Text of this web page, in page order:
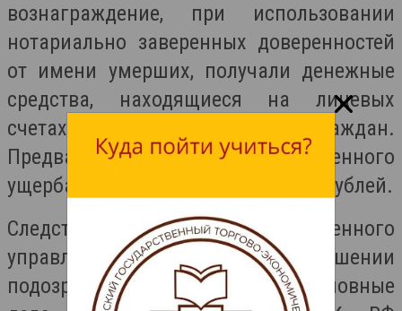
вознаграждение, при использовании
нотариально заверенных доверенностей
от имени умерших, получали денежные
средства, находящиеся на лицевых
счетах покойных граждан.
Предварительная сумма причиненного
ущерба превышает 12 миллионов рублей.
Следственной частью Следственного
управления МВД по РСО-А в отношении
подозреваемых возбуждены уголовные